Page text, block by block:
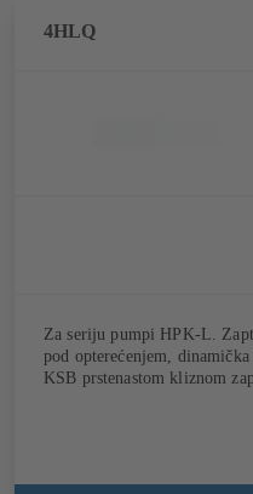
4HLQ
Za seriju pumpi HPK-L.
pod opterećenjem,
KSB prstenastom kliznom